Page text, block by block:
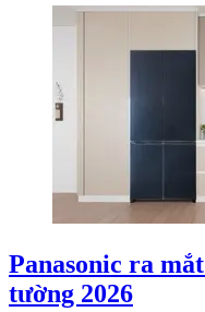
Panasonic ra
tường 2026